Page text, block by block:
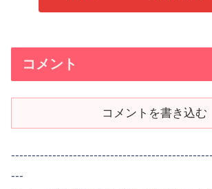
コメント
コメントを書き込む
---